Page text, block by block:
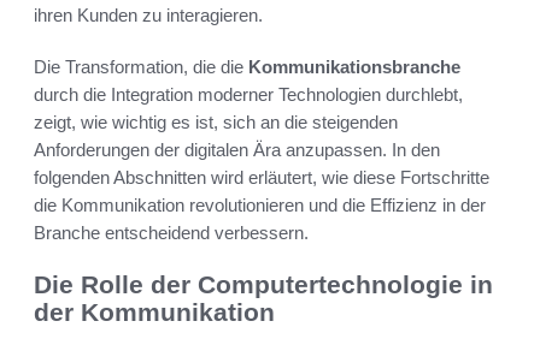
ihren Kunden zu interagieren.
Die Transformation, die die Kommunikationsbranche
durch die Integration moderner Technologien durchlebt,
zeigt, wie wichtig es ist, sich an die steigenden
Anforderungen der digitalen Ära anzupassen. In den
folgenden Abschnitten wird erläutert, wie diese Fortschritte
die Kommunikation revolutionieren und die Effizienz in der
Branche entscheidend verbessern.
Die Rolle der Computertechnologie in
der Kommunikation